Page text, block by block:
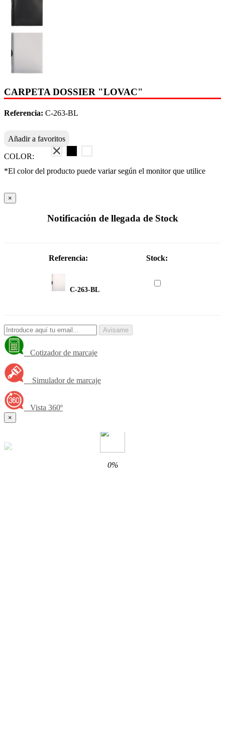
CARPETA DOSSIER "LOVAC"
Referencia: C-263-BL
Añadir a favoritos
COLOR:
*El color del producto puede variar según el monitor que utilice
×
Notificación de llegada de Stock
Referencia: Stock:
C-263-BL
Avisame
Cotizador de marcaje
Simulador de marcaje
Vista 360º
×